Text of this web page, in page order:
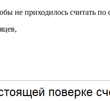
не приходилось считать